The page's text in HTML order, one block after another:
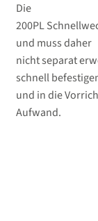
Die
200PL
und muss daher
nicht separat
schnell
und in die
Aufwand.